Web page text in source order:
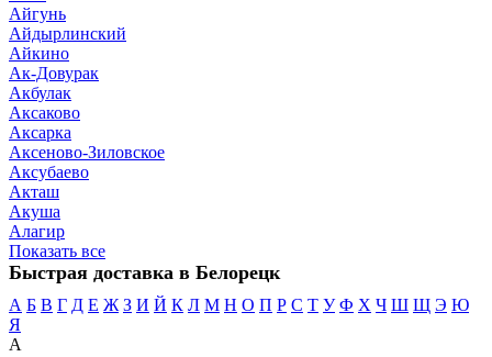
Айгунь
Айдырлинский
Айкино
Ак-Довурак
Акбулак
Аксаково
Аксарка
Аксеново-Зиловское
Аксубаево
Акташ
Акуша
Алагир
Показать все
Быстрая доставка в Белорецк
А Б В Г Д Е Ж З И Й К Л М Н О П Р С Т У Ф Х Ч Ш Щ Э Ю
Я
А